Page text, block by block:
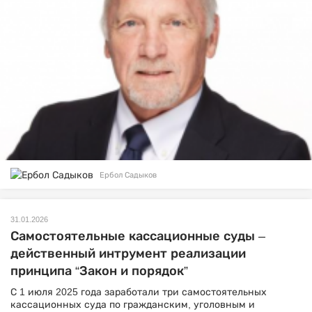
Ербол Садыков
31.01.2026
Самостоятельные кассационные суды –
действенный интрумент реализации
принципа “Закон и порядок”
С 1 июля 2025 года заработали три самостоятельных
кассационных суда по гражданским, уголовным и